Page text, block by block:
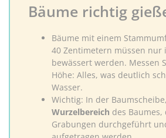
Bäume richtig
Bäume mit einem
40 Zentimetern müssen nur
bewässert werden. Messen
Höhe: Alles, was deutlich
Wasser.
Wichtig: In der
Wurzelbereich des
Grabungen durchgeführt